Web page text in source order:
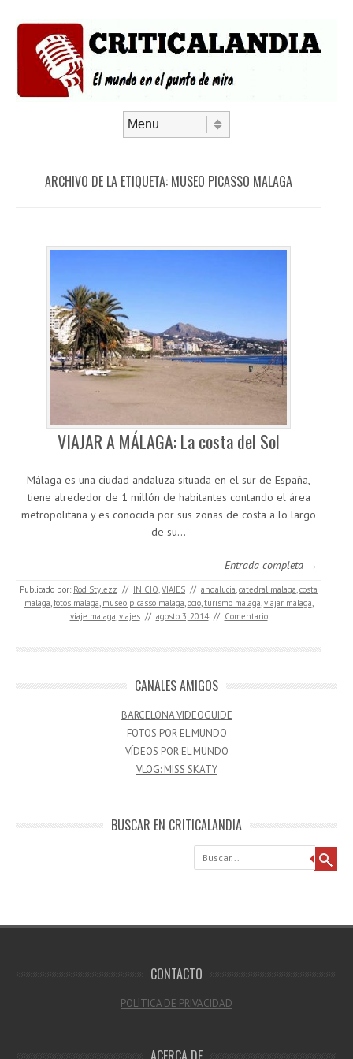
ARCHIVO DE LA ETIQUETA: MUSEO PICASSO MALAGA
VIAJAR A MÁLAGA: La costa del Sol
Málaga es una ciudad andaluza situada en el sur de España,
tiene alrededor de 1 millón de habitantes contando el área
metropolitana y es conocida por sus zonas de costa a lo largo
de su…
Entrada completa →
Publicado por: Rod Stylezz // INICIO,VIAJES // andalucia,catedral malaga,costa
malaga,fotos malaga, museo picasso malaga,ocio,turismo malaga,viajar malaga,
viaje malaga,viajes // agosto 3, 2014 // Comentario
CANALES AMIGOS
BARCELONA VIDEOGUIDE
FOTOS POR EL MUNDO
VÍDEOS POR EL MUNDO
VLOG: MISS SKATY
BUSCAR EN CRITICALANDIA
Buscar
CONTACTO
POLÍTICA DE PRIVACIDAD